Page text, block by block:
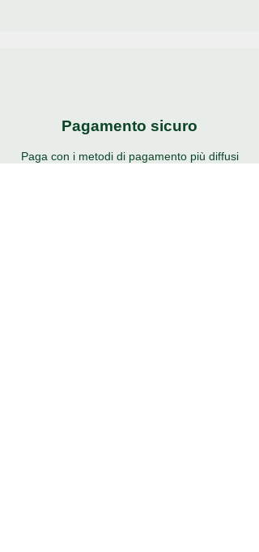
Pagamento sicuro
Paga con i metodi di pagamento più diffusi